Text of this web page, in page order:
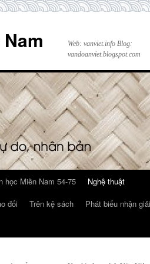
Web: vanviet.info Blog:
vandoanviet.blogspot.com
học Miền Nam 54-75
Nghệ thuật
đổi Trên kệ sách
Phát biểu nhận